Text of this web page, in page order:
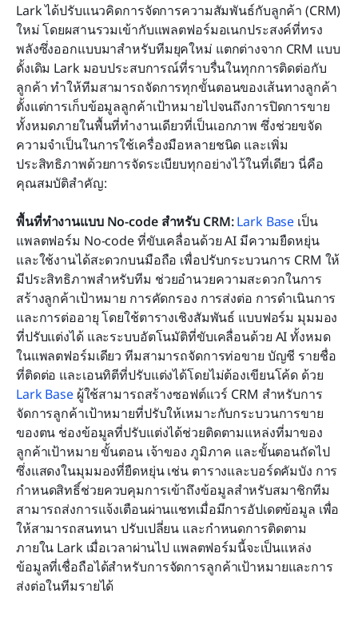
Lark ได้ปรับแนวคิดการจัดการความสัมพันธ์กับลูกค้า (CRM)
ใหม่ โดยผสานรวมเข้ากับแพลตฟอร์มอเนกประสงค์ที่ทรง
พลังซึ่งออกแบบมาสำหรับทีมยุคใหม่ แตกต่างจาก CRM แบบ
ดั้งเดิม Lark มอบประสบการณ์ที่ราบรื่นในทุกการติดต่อกับ
ลูกค้า ทำให้ทีมสามารถจัดการทุกขั้นตอนของเส้นทางลูกค้า
ตั้งแต่การเก็บข้อมูลลูกค้าเป้าหมายไปจนถึงการปิดการขาย
ทั้งหมดภายในพื้นที่ทำงานเดียวที่เป็นเอกภาพ ซึ่งช่วยขจัด
ความจำเป็นในการใช้เครื่องมือหลายชนิด และเพิ่ม
ประสิทธิภาพด้วยการจัดระเบียบทุกอย่างไว้ในที่เดียว นี่คือ
คุณสมบัติสำคัญ:
พื้นที่ทำงานแบบ No-code สำหรับ CRM: Lark Base เป็น
แพลตฟอร์ม No-code ที่ขับเคลื่อนด้วย AI มีความยืดหยุ่น
และใช้งานได้สะดวกบนมือถือ เพื่อปรับกระบวนการ CRM ให้
มีประสิทธิภาพสำหรับทีม ช่วยอำนวยความสะดวกในการ
สร้างลูกค้าเป้าหมาย การคัดกรอง การส่งต่อ การดำเนินการ
และการต่ออายุ โดยใช้ตารางเชิงสัมพันธ์ แบบฟอร์ม มุมมอง
ที่ปรับแต่งได้ และระบบอัตโนมัติที่ขับเคลื่อนด้วย AI ทั้งหมด
ในแพลตฟอร์มเดียว ทีมสามารถจัดการท่อขาย บัญชี รายชื่อ
Lark Base ผู้ใช้สามารถสร้างซอฟต์แวร์ CRM สำหรับการ
จัดการลูกค้าเป้าหมายที่ปรับให้เหมาะกับกระบวนการขาย
ของตน ช่องข้อมูลที่ปรับแต่งได้ช่วยติดตามแหล่งที่มาของ
ลูกค้าเป้าหมาย ขั้นตอน เจ้าของ ภูมิภาค และขั้นตอนถัดไป
ซึ่งแสดงในมุมมองที่ยืดหยุ่น เช่น ตารางและบอร์ดคัมบัง การ
กำหนดสิทธิ์ช่วยควบคุมการเข้าถึงข้อมูลสำหรับสมาชิกทีม
สามารถส่งการแจ้งเตือนผ่านแชทเมื่อมีการอัปเดตข้อมูล เพื่อ
ให้สามารถสนทนา ปรับเปลี่ยน และกำหนดการติดตาม
ภายใน Lark เมื่อเวลาผ่านไป แพลตฟอร์มนี้จะเป็นแหล่ง
ข้อมูลที่เชื่อถือได้สำหรับการจัดการลูกค้าเป้าหมายและการ
ส่งต่อในทีมรายได้